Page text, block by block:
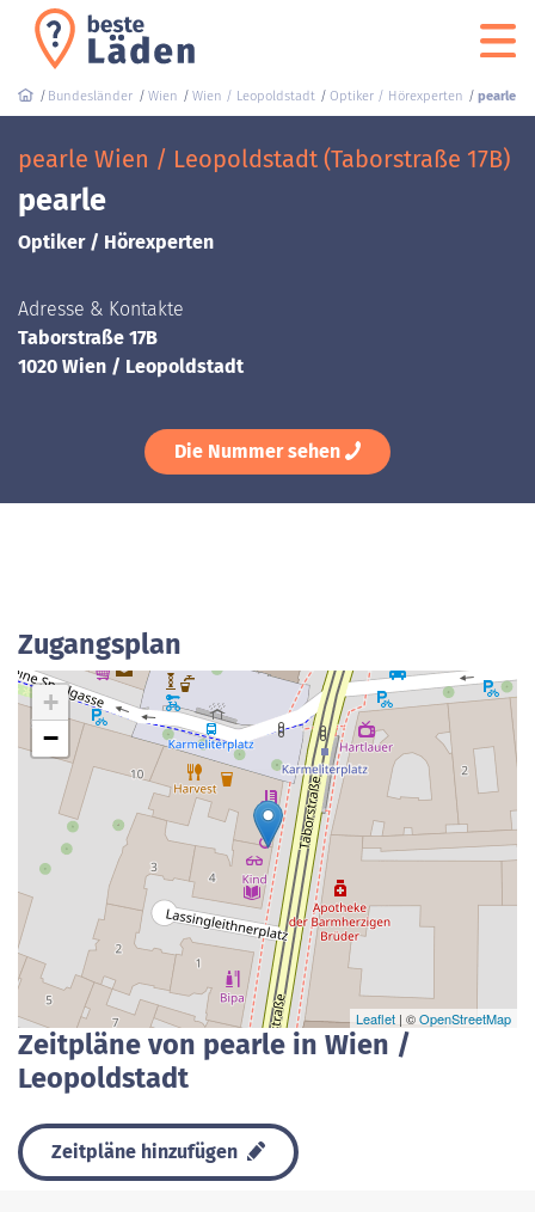
Bundesländer Wien Wien / Leopoldstadt Optiker / Hörexperten pearle
pearle Wien / Leopoldstadt (Taborstraße 17B)
pearle
Optiker / Hörexperten
Adresse & Kontakte
Taborstraße 17B
1020 Wien / Leopoldstadt
Die Nummer sehen
Zugangsplan
+
−
Leaflet | ©OpenStreetMap
Zeitpläne von pearle in Wien /
Leopoldstadt
Zeitpläne hinzufügen